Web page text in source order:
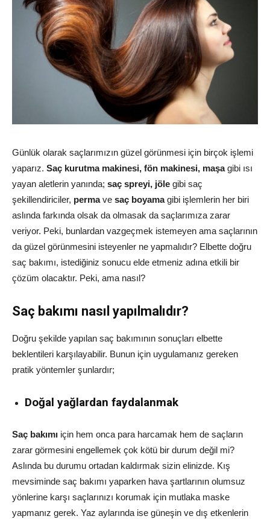
Günlük olarak saçlarımızın güzel görünmesi için birçok işlemi
yaparız. Saç kurutma makinesi, fön makinesi, maşagibi ısı
yayan aletlerin yanında; saç spreyi, jöle gibi saç
şekillendiriciler, permave saç boyamagibi işlemlerin her biri
aslında farkında olsak da olmasak da saçlarımıza zarar
veriyor. Peki, bunlardan vazgeçmek istemeyen ama saçlarının
da güzel görünmesini isteyenler ne yapmalıdır? Elbette doğru
saç bakımı, istediğiniz sonucu elde etmeniz adına etkili bir
çözüm olacaktır. Peki, ama nasıl?
Saç bakımı nasıl yapılmalıdır?
Doğru şekilde yapılan saç bakımının sonuçları elbette
beklentileri karşılayabilir. Bunun için uygulamanız gereken
pratik yöntemler şunlardır;
Doğal yağlardan faydalanmak
Saç bakımı için hem onca para harcamak hem de saçların
zarar görmesini engellemek çok kötü bir durum değil mi?
Aslında bu durumu ortadan kaldırmak sizin elinizde. Kış
mevsiminde saç bakımı yaparken hava şartlarının olumsuz
yönlerine karşı saçlarınızı korumak için mutlaka maske
yapmanız gerek. Yaz aylarında ise güneşin ve dış etkenlerin